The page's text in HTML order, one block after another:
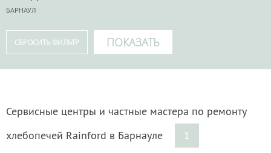
БАРНАУЛ
Сервисные центры и частные мастера по ремонту
хлебопечей Rainford в Барнауле
1